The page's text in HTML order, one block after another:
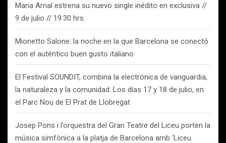
Maria Arnal estrena su nuevo single inédito en exclusiva //
9 de julio // 19:30 hrs.
Mionetto Salone: la noche en la que Barcelona se conectó
con el auténtico buen gusto italiano
El Festival SOUNDIT, combina la electrónica de vanguardia,
la naturaleza y la comunidad. Los días 17 y 18 de julio, en
el Parc Nou de El Prat de Llobregat
Josep Pons i l’orquestra del Gran Teatre del Liceu porten la
música simfònica a la platja de Barcelona amb ‘Liceu